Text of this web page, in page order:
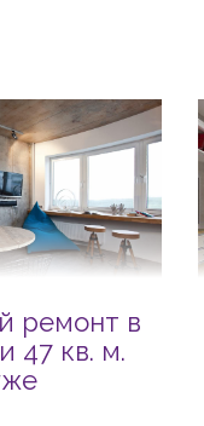
ремонт в
47 кв. м.